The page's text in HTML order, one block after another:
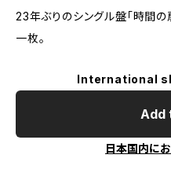
23年ぶりのシングル盤「時間の
一枚。
International
Add
日本国内に